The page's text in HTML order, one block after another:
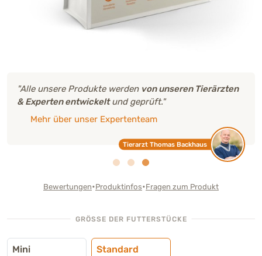
"Alle unsere Produkte werden von unseren Tierärzten
& Experten entwickeltund geprüft."
Mehr über unser Expertenteam
Tierarzt Thomas Backhaus
Bewertungen•Produktinfos•Fragen zum Produkt
GRÖSSE DER FUTTERSTÜCKE
Mini Standard